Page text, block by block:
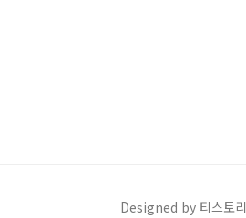
Designed by 티스토리